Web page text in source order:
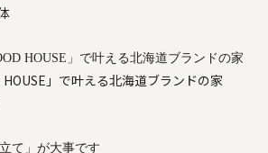
HOUSE」で叶える北海道ブランドの家